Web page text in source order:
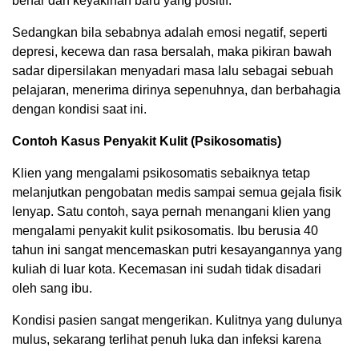
Sedangkan bila sebabnya adalah emosi negatif, seperti
depresi, kecewa dan rasa bersalah, maka pikiran bawah
sadar dipersilakan menyadari masa lalu sebagai sebuah
pelajaran, menerima dirinya sepenuhnya, dan berbahagia
dengan kondisi saat ini.
Contoh Kasus Penyakit Kulit (Psikosomatis)
Klien yang mengalami psikosomatis sebaiknya tetap
melanjutkan pengobatan medis sampai semua gejala fisik
lenyap. Satu contoh, saya pernah menangani klien yang
mengalami penyakit kulit psikosomatis. Ibu berusia 40
tahun ini sangat mencemaskan putri kesayangannya yang
kuliah di luar kota. Kecemasan ini sudah tidak disadari
oleh sang ibu.
Kondisi pasien sangat mengerikan. Kulitnya yang dulunya
mulus, sekarang terlihat penuh luka dan infeksi karena